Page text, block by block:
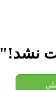
نشد!"